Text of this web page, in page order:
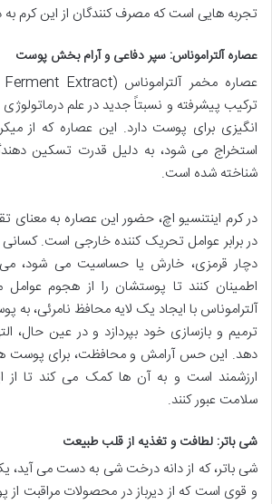
تجربه هایی است که مصرف کنندگان از این کرم
عصاره آلتراموناس: سپر دفاعی و آرام بخش پوست
ترکیب پیشرفته و نسبتاً جدید در علم
انگیزی برای پوست دارد. این عصاره که از
استخراج می شود، به دلیل قدرت تسکین
شناخته شده است.
در کرم اینتنسیو اچ، حضور این عصاره به
در برابر عوامل تحریک کننده خارجی است.
دچار قرمزی، خارش یا حساسیت می شود، می
اطمینان کنند تا پوستشان را از هجوم
آلتراموناس با ایجاد یک لایه محافظ نامرئی، به
ترمیم و بازسازی خود بپردازد و در عین حال،
دهد. این حس آرامش و محافظت، برای پوست
ارزشمند است و به آن ها کمک می کند تا
سلامت عبور کنند.
شی باتر: لطافت و تغذیه از قلب طبیعت
شی باتر، که از دانه درخت شی به دست می آید،
و قوی است که از دیرباز در محصولات مراقبت از